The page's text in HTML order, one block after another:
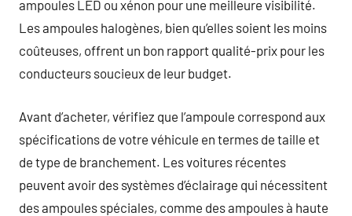
ampoules LED ou xénon pour une meilleure visibilité.
Les ampoules halogènes, bien qu’elles soient les moins
coûteuses, offrent un bon rapport qualité-prix pour les
conducteurs soucieux de leur budget.
Avant d’acheter, vérifiez que l’ampoule correspond aux
spécifications de votre véhicule en termes de taille et
de type de branchement. Les voitures récentes
peuvent avoir des systèmes d’éclairage qui nécessitent
des ampoules spéciales, comme des ampoules à haute